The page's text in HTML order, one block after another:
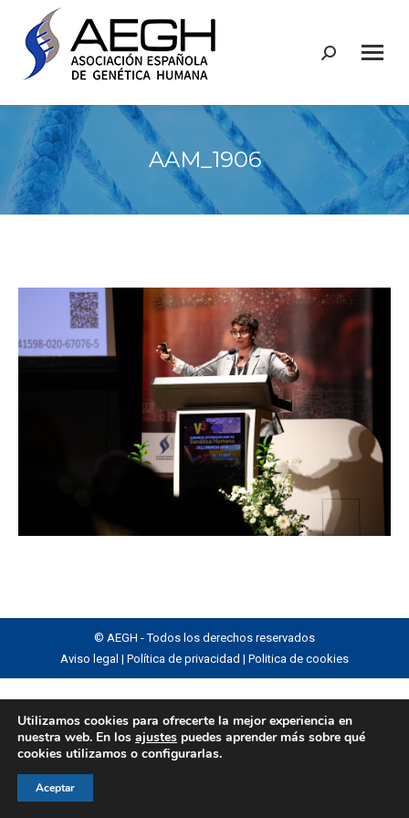
Buscar:
AAM_1906
© AEGH - Todos los derechos reservados
Aviso legal | Política de privacidad | Politica de cookies
Utilizamos cookies para ofrecerte la mejor experiencia en
nuestra web. En los ajustes puedes aprender más sobre qué
cookies utilizamos o configurarlas.
Aceptar